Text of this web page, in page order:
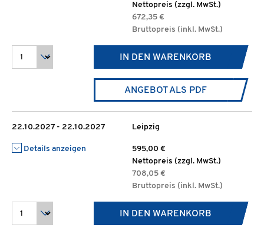
Nettopreis (zzgl. MwSt.)
672,35 €
Bruttopreis (inkl. MwSt.)
IN DEN WARENKORB
ANGEBOT ALS PDF
22.10.2027 - 22.10.2027 Leipzig
Details anzeigen
595,00 €
Nettopreis (zzgl. MwSt.)
708,05 €
Bruttopreis (inkl. MwSt.)
IN DEN WARENKORB